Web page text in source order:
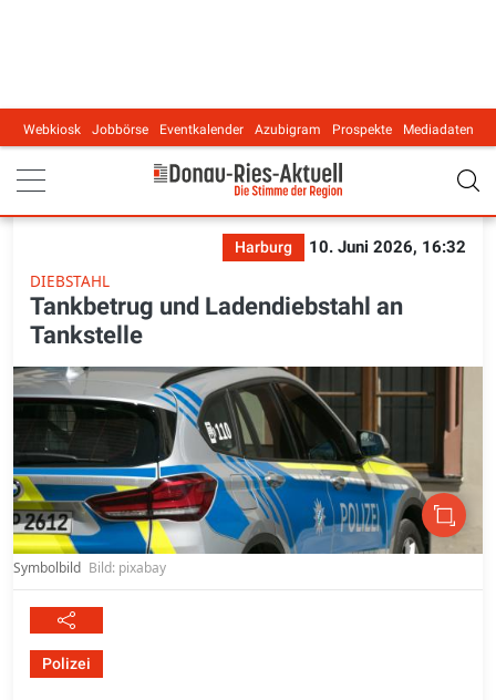
Main navigation
Webkiosk Jobbörse Eventkalender Azubigram Prospekte Mediadaten
Harburg
10. Juni 2026, 16:32
DIEBSTAHL
Tankbetrug und Ladendiebstahl an
Tankstelle
Symbolbild Bild: pixabay
Polizei